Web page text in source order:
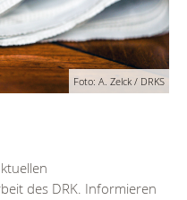
Foto: A. Zelck / DRKS
des DRK. Informieren